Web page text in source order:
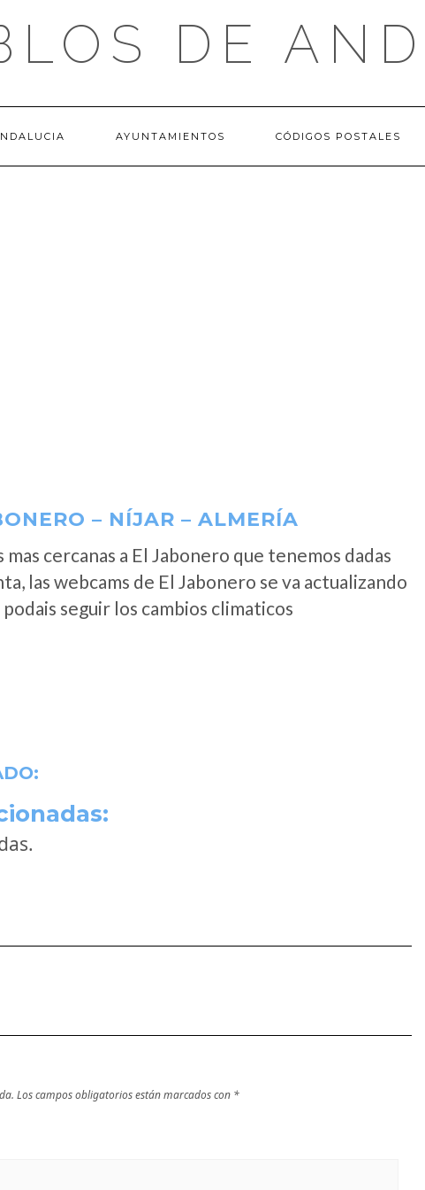
DE
AYUNTAMIENTOS CÓDIGOS POSTALES
– NÍJAR – ALMERÍA
cercanas a El Jabonero que tenemos dadas
las webcams de El Jabonero se va actualizando
seguir los cambios climaticos
Los campos obligatorios están marcados con *